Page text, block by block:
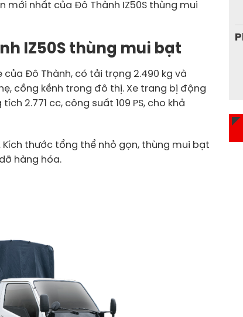
nhất của Đô Thành IZ50S thùng mui
IZ50S thùng mui bạt
của Đô Thành, có tải trọng 2.490 kg và
cồng kềnh trong đô thị. Xe trang bị động
2.771 cc, công suất 109 PS, cho khả
Kích thước tổng thể nhỏ gọn, thùng mui bạt
hàng hóa.